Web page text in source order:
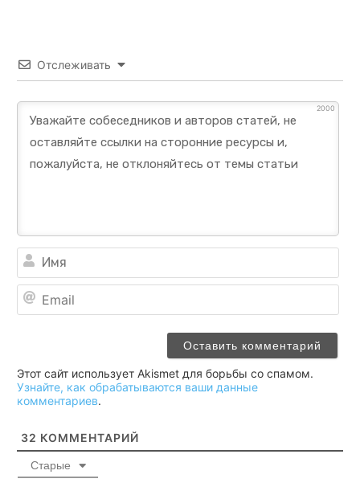
Отслеживать
2000
Этот сайт использует Akismet для борьбы со спамом.
Узнайте, как обрабатываются ваши данные
комментариев.
32 КОММЕНТАРИЙ
Старые